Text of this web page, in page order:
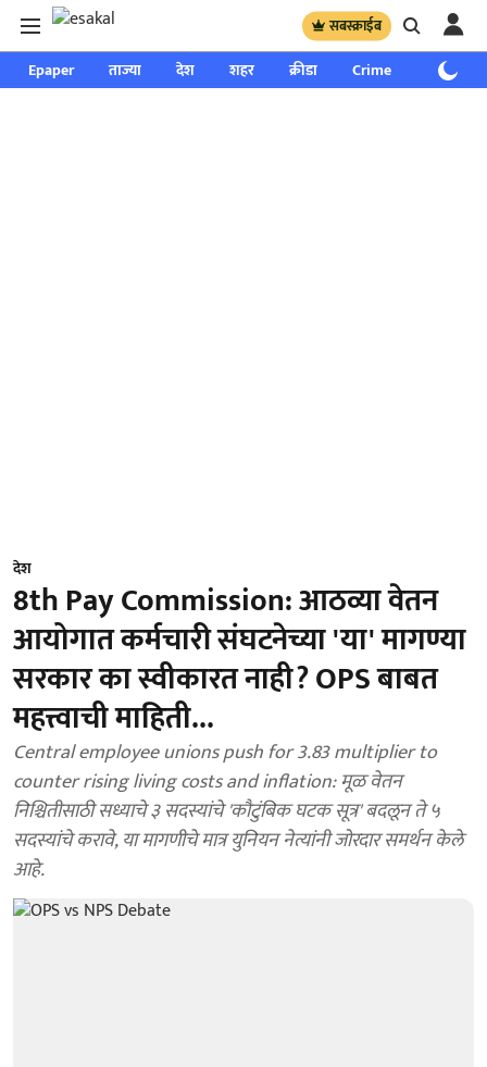
सबस्क्राईब
Epaper ताज्या देश शहर क्रीडा Crime साप्ताहिक
देश
8th Pay Commission: आठव्या वेतन
आयोगात कर्मचारी संघटनेच्या 'या' मागण्या
सरकार का स्वीकारत नाही? OPS बाबत
महत्त्वाची माहिती...
Central employee unions push for 3.83 multiplier to
counter rising living costs and inflation: मूळ वेतन
निश्चितीसाठी सध्याचे ३ सदस्यांचे 'कौटुंबिक घटक सूत्र' बदलून ते ५
सदस्यांचे करावे, या मागणीचे मात्र युनियन नेत्यांनी जोरदार समर्थन केले
आहे.